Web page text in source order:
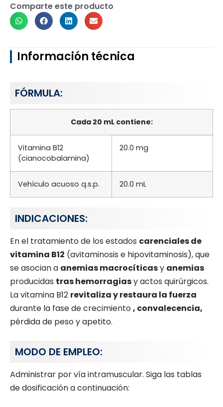
Comparte este producto
Información técnica
FÓRMULA:
Cada 20 mL contiene:
Vitamina B12
(cianocobalamina)
20.0 mg
Vehículo acuoso q.s.p. 20.0 mL
INDICACIONES:
En el tratamiento de los estados carenciales de
vitamina B12 (avitaminosis e hipovitaminosis), que
se asocian a anemias macrocíticasy anemias
producidas tras hemorragiasy actos quirúrgicos.
La vitamina B12 revitaliza y restaura la fuerza
durante la fase de crecimiento, convalecencia,
pérdida de peso y apetito.
MODO DE EMPLEO:
Administrar por vía intramuscular. Siga las tablas
de dosificación a continuación: